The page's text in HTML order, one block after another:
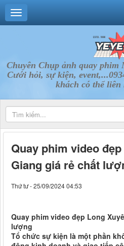
Chuyên Chụp ảnh quay phim
Cưới hỏi, sự kiện,
khách có thể liên
Quay phim video
Giang giá rẻ chất
Thứ tư - 25/09/2024 04:53
Quay phim video đẹp Long
lượng
Tổ chức sự kiện là một phần